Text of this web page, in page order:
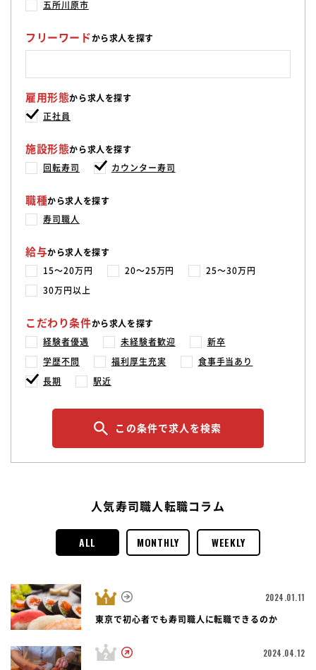
五所川原市
フリーワードから求人を探す
雇用形態から求人を探す
正社員
施設形態から求人を探す
回転寿司 カウンター寿司
職種から求人を探す
寿司職人
給与から求人を探す
15〜20万円 20〜25万円 25〜30万円
30万円以上
こだわり条件から求人を探す
経験者優遇 未経験者歓迎 新卒
学歴不問 福利厚生充実 食事手当あり
長期 駅近
この条件で求人を検索
人気寿司職人転職コラム
ALL MONTHLY WEEKLY
2024.01.11
東京で初心者でも寿司職人に転職できるのか
2024.04.12